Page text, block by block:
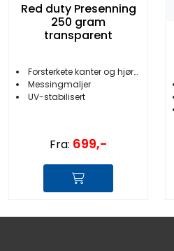
Red duty Presenning
250 gram
transparent
Forsterkete kanter og hjørner
Messingmaljer
UV-stabilisert
Fra: 699,-